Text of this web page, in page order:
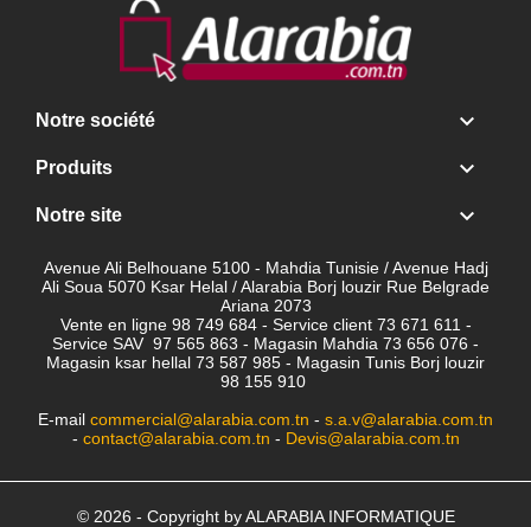
Notre société 
Produits 
Notre site 
Avenue Ali Belhouane 5100 - Mahdia Tunisie / Avenue Hadj
Ali Soua 5070 Ksar Helal / Alarabia Borj louzir Rue Belgrade
Ariana 2073
Vente en ligne 98 749 684 - Service client 73 671 611 -
Service SAV 97 565 863 - Magasin Mahdia 73 656 076 -
Magasin ksar hellal 73 587 985 - Magasin Tunis Borj louzir
98 155 910
E-mail commercial@alarabia.com.tn - s.a.v@alarabia.com.tn
- contact@alarabia.com.tn - Devis@alarabia.com.tn
© 2026 - Copyright by ALARABIA INFORMATIQUE